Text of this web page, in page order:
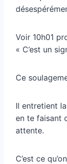
Voir 10h01
« C’est un
Ce
Il entretient la
en te faisant
attente.
C’est ce